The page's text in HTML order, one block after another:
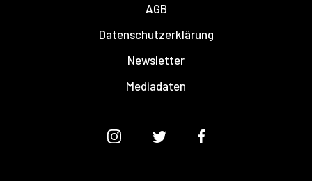
AGB
Datenschutzerklärung
Newsletter
Mediadaten